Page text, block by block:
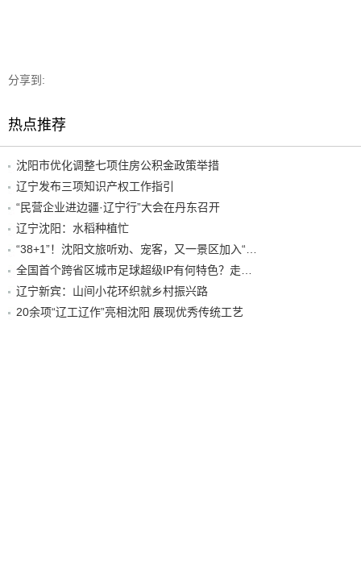
分享到:
热点推荐
沈阳市优化调整七项住房公积金政策举措
辽宁发布三项知识产权工作指引
“民营企业进边疆·辽宁行”大会在丹东召开
辽宁沈阳：水稻种植忙
辽宁新宾：山间小花环织就乡村振兴路
20余项“辽工辽作”亮相沈阳 展现优秀传统工艺